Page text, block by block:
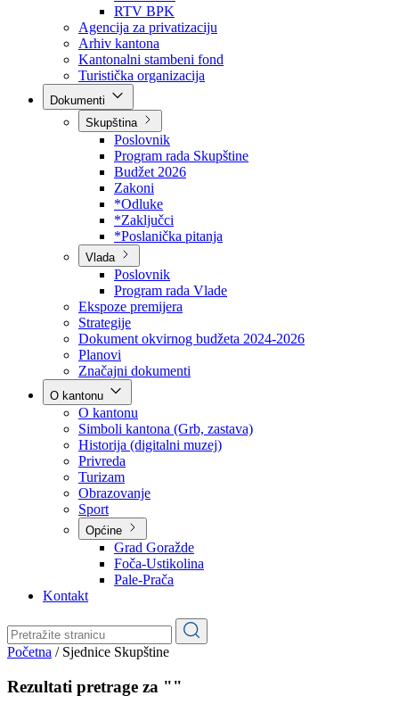
Direkcija za šumarstvo
Javna preduzeća
BPK šume
RTV BPK
Agencija za privatizaciju
Arhiv kantona
Kantonalni stambeni fond
Turistička organizacija
Skupština
Poslovnik
Program rada Skupštine
Budžet 2026
Zakoni
*Odluke
*Zaključci
*Poslanička pitanja
Vlada
Poslovnik
Program rada Vlade
Ekspoze premijera
Strategije
Dokument okvirnog budžeta 2024-2026
Planovi
Značajni dokumenti
O kantonu
O kantonu
Simboli kantona (Grb, zastava)
Historija (digitalni muzej)
Privreda
Turizam
Obrazovanje
Općine
Pale-Prača
Kontakt
Sjednice Skupštine